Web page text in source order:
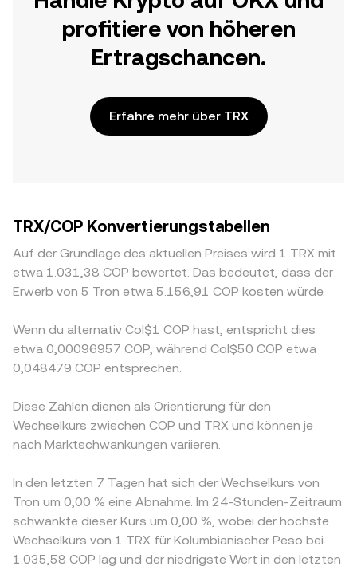
profitiere von höheren
Ertragschancen.
Erfahre mehr über TRX
TRX/COP Konvertierungstabellen
Auf der Grundlage des aktuellen Preises wird 1 TRX mit
etwa 1.031,38 COP bewertet. Das bedeutet, dass der
Erwerb von 5 Tron etwa 5.156,91 COP kosten würde.
Wenn du alternativ Col$1 COP hast, entspricht dies
etwa 0,00096957 COP, während Col$50 COP etwa
0,048479 COP entsprechen.
Diese Zahlen dienen als Orientierung für den
Wechselkurs zwischen COP und TRX und können je
nach Marktschwankungen variieren.
In den letzten 7 Tagen hat sich der Wechselkurs von
Tron um 0,00 % eine Abnahme. Im 24-Stunden-Zeitraum
schwankte dieser Kurs um 0,00 %, wobei der höchste
Wechselkurs von 1 TRX für Kolumbianischer Peso bei
1.035,58 COP lag und der niedrigste Wert in den letzten